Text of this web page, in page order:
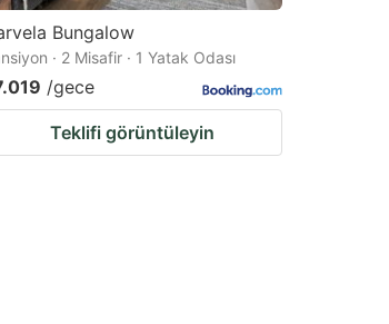
Bungalow
· 2 Misafir · 1 Yatak Odası
/gece
Teklifi görüntüleyin